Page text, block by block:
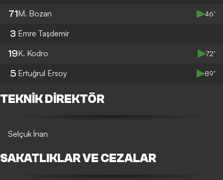
71M. Bozan 46’
3 Emre Taşdemir
19K. Kodro 72’
5 Ertuğrul Ersoy 89’
TEKNIK DIREKTÖR
Selçuk İnan
SAKATLIKLAR VE CEZALAR